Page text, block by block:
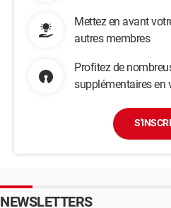
Mettez en avant
autres membres
Profitez de
supplémentaires en
NEWSLETTERS